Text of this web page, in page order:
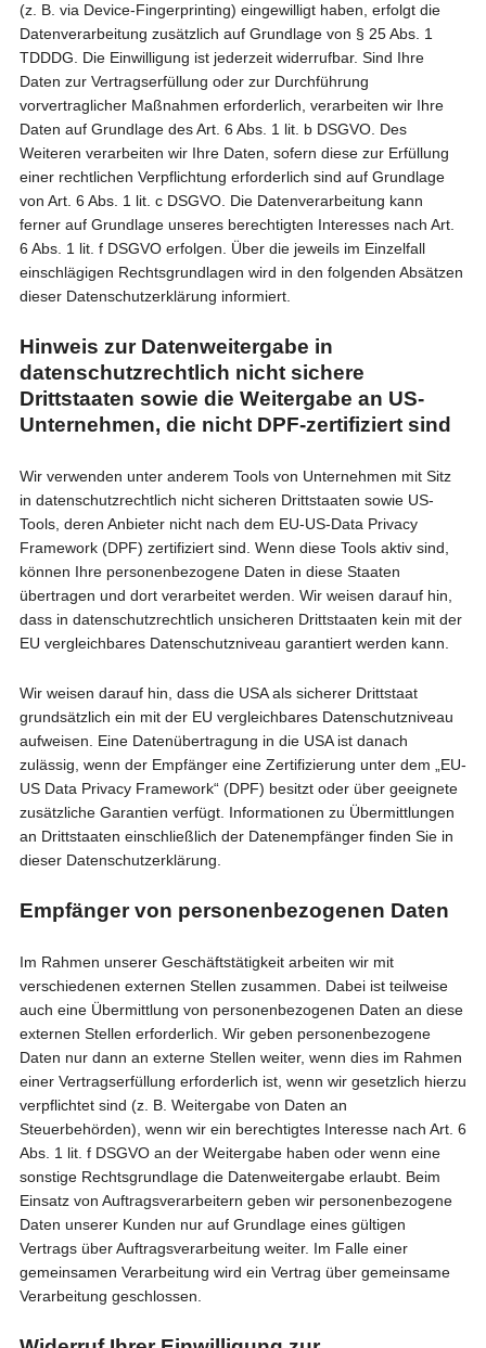
(z. B. via Device-Fingerprinting) eingewilligt haben, erfolgt die
Datenverarbeitung zusätzlich auf Grundlage von § 25 Abs. 1
TDDDG. Die Einwilligung ist jederzeit widerrufbar. Sind Ihre
Daten zur Vertragserfüllung oder zur Durchführung
vorvertraglicher Maßnahmen erforderlich, verarbeiten wir Ihre
Daten auf Grundlage des Art. 6 Abs. 1 lit. b DSGVO. Des
Weiteren verarbeiten wir Ihre Daten, sofern diese zur Erfüllung
einer rechtlichen Verpflichtung erforderlich sind auf Grundlage
von Art. 6 Abs. 1 lit. c DSGVO. Die Datenverarbeitung kann
ferner auf Grundlage unseres berechtigten Interesses nach Art.
6 Abs. 1 lit. f DSGVO erfolgen. Über die jeweils im Einzelfall
einschlägigen Rechtsgrundlagen wird in den folgenden Absätzen
dieser Datenschutzerklärung informiert.
Hinweis zur Datenweitergabe in
datenschutzrechtlich nicht sichere
Drittstaaten sowie die Weitergabe an US-
Unternehmen, die nicht DPF-zertifiziert sind
Wir verwenden unter anderem Tools von Unternehmen mit Sitz
in datenschutzrechtlich nicht sicheren Drittstaaten sowie US-
Tools, deren Anbieter nicht nach dem EU-US-Data Privacy
Framework (DPF) zertifiziert sind. Wenn diese Tools aktiv sind,
können Ihre personenbezogene Daten in diese Staaten
übertragen und dort verarbeitet werden. Wir weisen darauf hin,
dass in datenschutzrechtlich unsicheren Drittstaaten kein mit der
EU vergleichbares Datenschutzniveau garantiert werden kann.
Wir weisen darauf hin, dass die USA als sicherer Drittstaat
grundsätzlich ein mit der EU vergleichbares Datenschutzniveau
aufweisen. Eine Datenübertragung in die USA ist danach
zulässig, wenn der Empfänger eine Zertifizierung unter dem „EU-
US Data Privacy Framework“ (DPF) besitzt oder über geeignete
zusätzliche Garantien verfügt. Informationen zu Übermittlungen
an Drittstaaten einschließlich der Datenempfänger finden Sie in
dieser Datenschutzerklärung.
Empfänger von personenbezogenen Daten
Im Rahmen unserer Geschäftstätigkeit arbeiten wir mit
verschiedenen externen Stellen zusammen. Dabei ist teilweise
auch eine Übermittlung von personenbezogenen Daten an diese
externen Stellen erforderlich. Wir geben personenbezogene
Daten nur dann an externe Stellen weiter, wenn dies im Rahmen
einer Vertragserfüllung erforderlich ist, wenn wir gesetzlich hierzu
verpflichtet sind (z. B. Weitergabe von Daten an
Steuerbehörden), wenn wir ein berechtigtes Interesse nach Art. 6
Abs. 1 lit. f DSGVO an der Weitergabe haben oder wenn eine
sonstige Rechtsgrundlage die Datenweitergabe erlaubt. Beim
Einsatz von Auftragsverarbeitern geben wir personenbezogene
Daten unserer Kunden nur auf Grundlage eines gültigen
Vertrags über Auftragsverarbeitung weiter. Im Falle einer
gemeinsamen Verarbeitung wird ein Vertrag über gemeinsame
Verarbeitung geschlossen.